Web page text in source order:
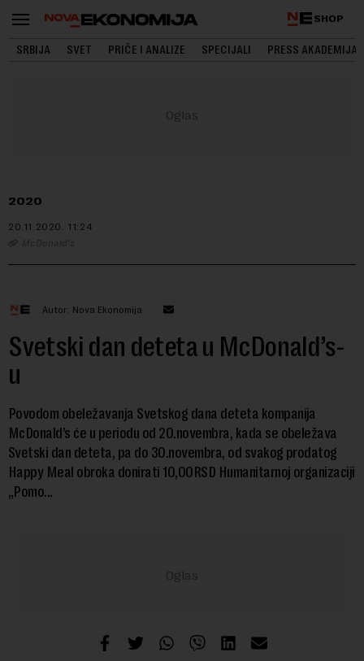
SHOP
SRBIJA SVET PRIČE I ANALIZE SPECIJALI PRESS AKADEMIJA
2020
20.11.2020. 11:24
McDonald's
Autor: Nova Ekonomija
Svetski dan deteta u McDonald’s-
u
Povodom obeležavanja Svetskog dana deteta kompanija
McDonald’s će u periodu od 20.novembra, kada se obeležava
Svetski dan deteta, pa do 30.novembra, od svakog prodatog
Happy Meal obroka donirati 10,00RSD Humanitarnoj organizaciji
„Pomo...